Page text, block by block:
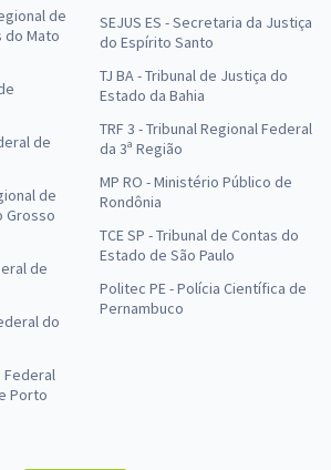
de
Mato
de
de
Grosso
de
do
Federal
Porto
SEJUS ES - Secretaria da Justiça
do Espírito Santo
TJ BA - Tribunal de Justiça do
Estado da Bahia
TRF 3 - Tribunal Regional Federal
da 3ª Região
MP RO - Ministério Público de
Rondônia
TCE SP - Tribunal de Contas do
Estado de São Paulo
Politec PE - Polícia Científica de
Pernambuco